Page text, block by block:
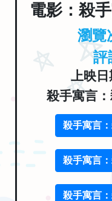
電影：殺
瀏覽
評
上映
殺手寓言
殺手寓言
殺手寓言
殺手寓言